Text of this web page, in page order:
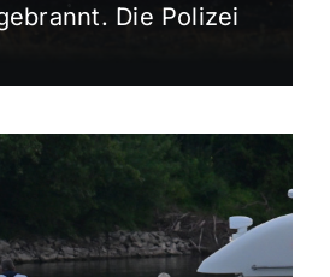
Die Polizei